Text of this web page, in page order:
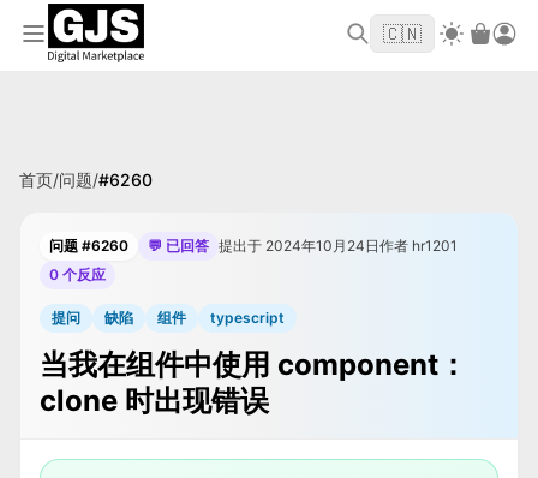
欢迎来到 GJS.MARKET！使用优惠码 WELCOME2026
首单立
🇨🇳
首页/问题/#6260
问题 #6260 💬 已回答 提出于 2024年10月24日作者 hr1201
0 个反应
提问 缺陷 组件 typescript
当我在组件中使用 component：
clone 时出现错误